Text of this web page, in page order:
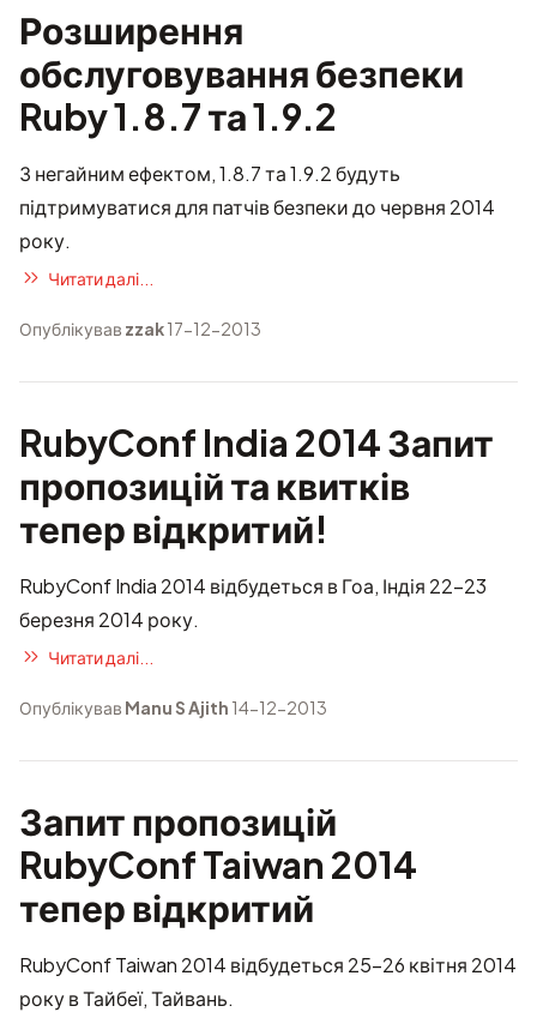
Розширення
обслуговування безпеки
Ruby 1.8.7 та 1.9.2
З негайним ефектом, 1.8.7 та 1.9.2 будуть
підтримуватися для патчів безпеки до червня 2014
року.
Читати далі...
Опублікував zzak17-12-2013
RubyConf India 2014 Запит
пропозицій та квитків
тепер відкритий!
RubyConf India 2014 відбудеться в Гоа, Індія 22-23
березня 2014 року.
Читати далі...
Опублікував Manu S Ajith 14-12-2013
Запит пропозицій
RubyConf Taiwan 2014
тепер відкритий
RubyConf Taiwan 2014 відбудеться 25-26 квітня 2014
року в Тайбеї, Тайвань.